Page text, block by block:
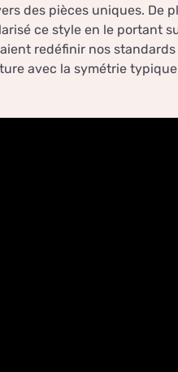
des pièces uniques. De
ce style en le portant
redéfinir nos
avec la symétrie